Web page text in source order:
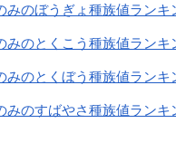
みのぼうぎょ種族値ランキ
みのとくこう種族値ランキ
みのとくぼう種族値ランキ
みのすばやさ種族値ランキ